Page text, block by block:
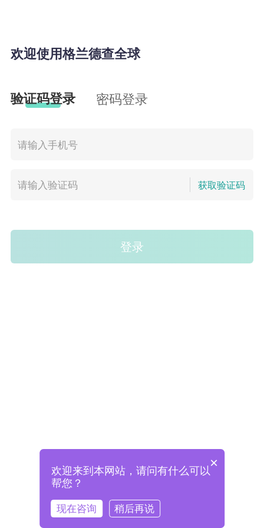
欢迎使用格兰德查全球
验证码登录 密码登录
获取验证码
登录
登录即表示已阅读并同意《格兰德官网用户协议》
×
欢迎来到本网站，请问有什么可以
帮您？
现在咨询 稍后再说